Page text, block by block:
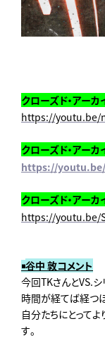
クローズド・アー
https://youtu.be/
クローズド・アー
https://
クローズド・アー
https://youtu.be/
◾️谷中 敦コメント
今回TKさんとVS.シ
時間が経てば経つ
自分たちにとって
す。